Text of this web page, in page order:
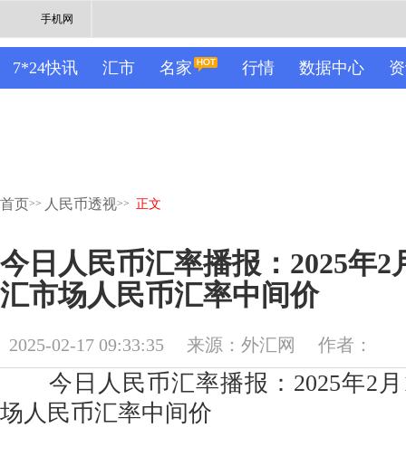
手机网
7*24快讯 汇市 名家 行情 数据中心
首页>> 人民币透视>> 正文
今日人民币汇率播报：2025年2
汇市场人民币汇率中间价
2025-02-17 09:33:35 来源：外汇网 作者：
今日人民币汇率播报：2025年2月
场人民币汇率中间价